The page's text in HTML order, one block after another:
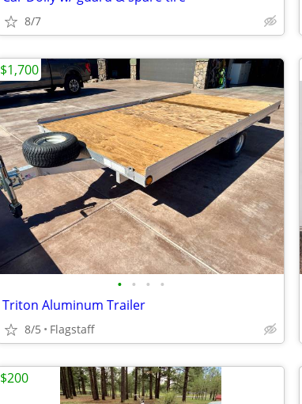
8/7
• • • •
Triton Aluminum Trailer
8/5 Flagstaff
$1,700
$200